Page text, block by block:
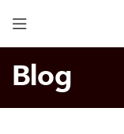
Blog